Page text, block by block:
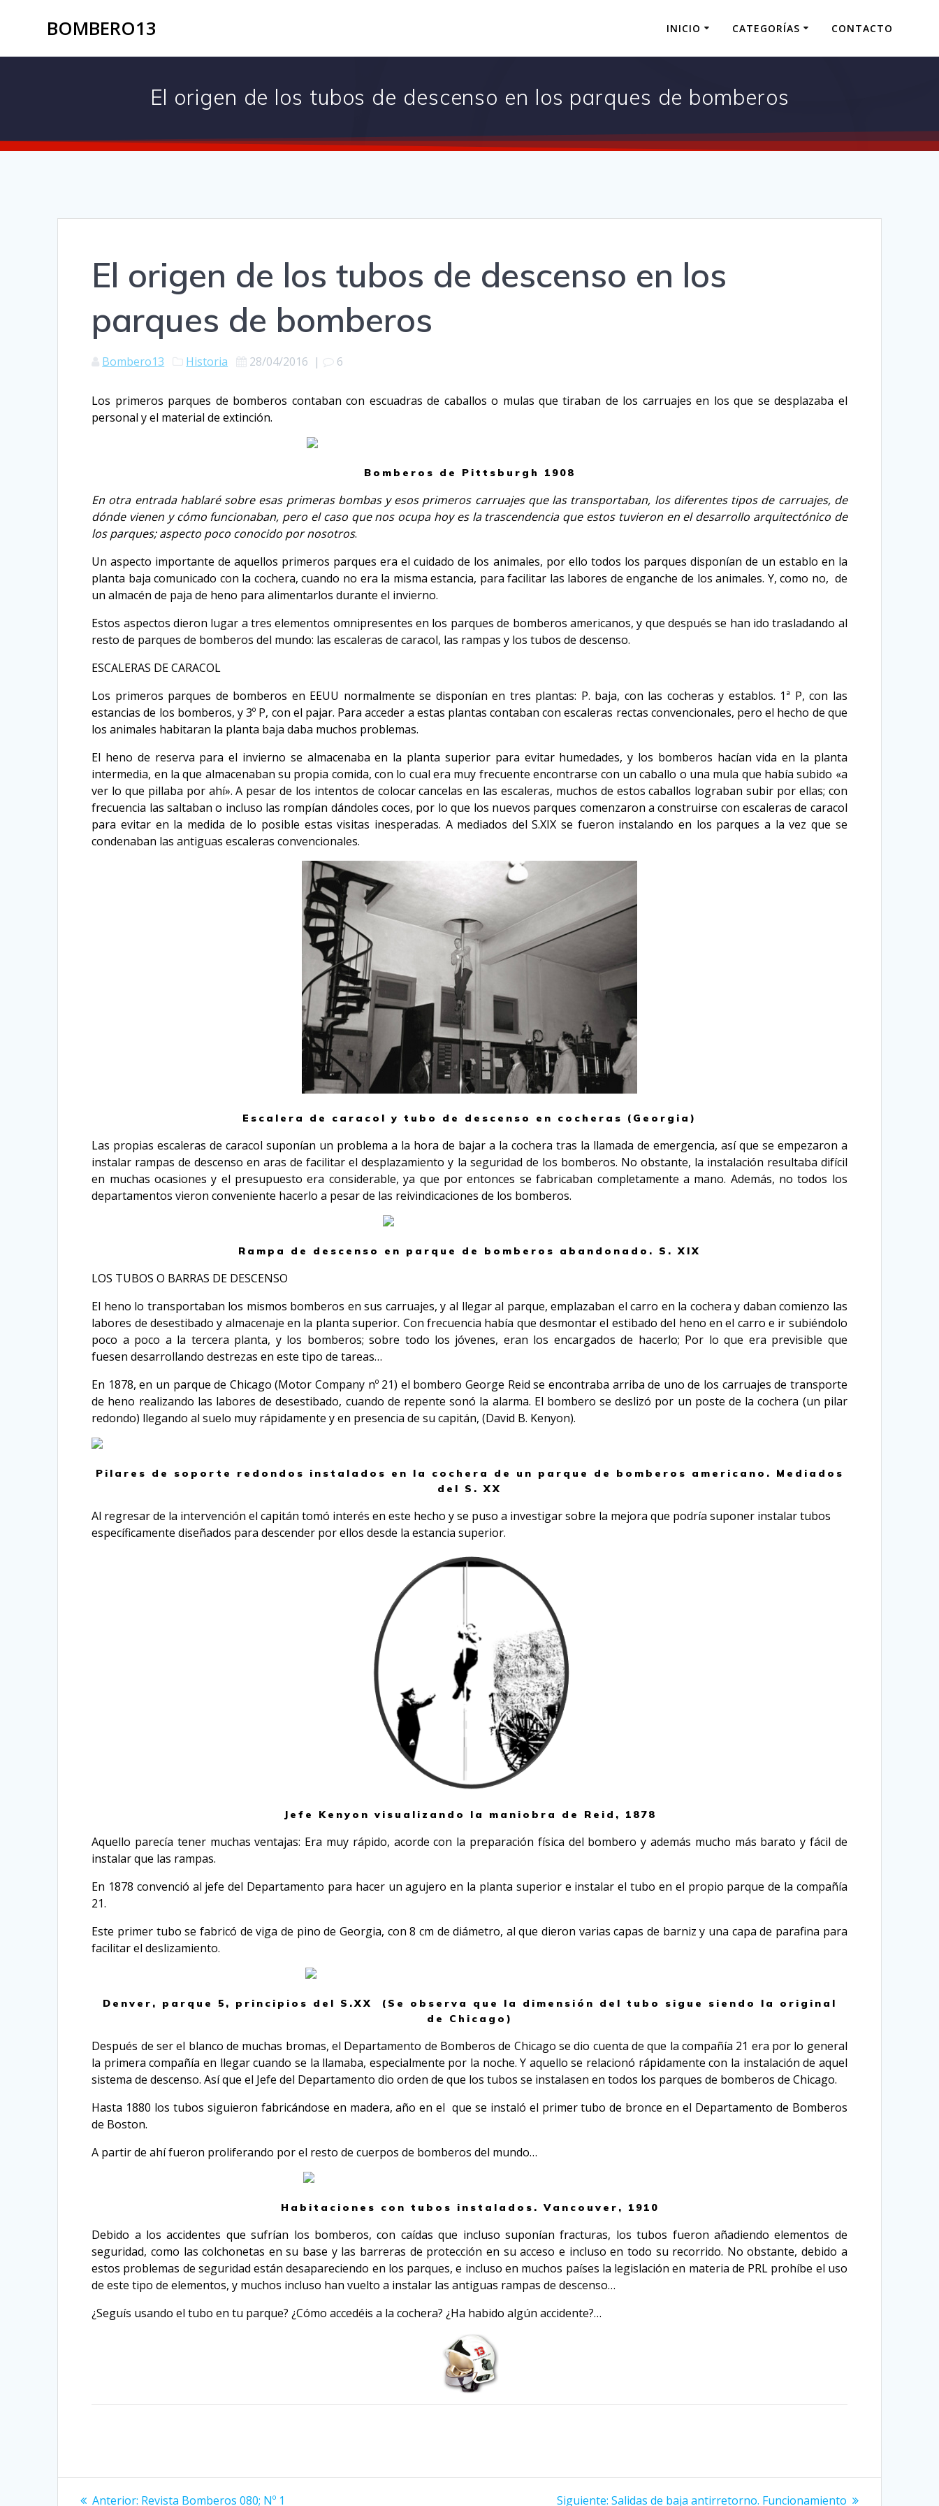
BOMBERO13 INICIO CATEGORÍAS CONTACTO
El origen de los tubos de descenso en los parques de bomberos
El origen de los tubos de descenso en los
parques de bomberos
Bombero13 Historia 28/04/2016 | 6
Los primeros parques de bomberos contaban con escuadras de caballos o mulas que tiraban de los carruajes en los que se desplazaba el
personal y el material de extinción.
Bomberos de Pittsburgh 1908
En otra entrada hablaré sobre esas primeras bombas y esos primeros carruajes que las transportaban, los diferentes tipos de carruajes, de
dónde vienen y cómo funcionaban, pero el caso que nos ocupa hoy es la trascendencia que estos tuvieron en el desarrollo arquitectónico de
los parques; aspecto poco conocido por nosotros.
Un aspecto importante de aquellos primeros parques era el cuidado de los animales, por ello todos los parques disponían de un establo en la
planta baja comunicado con la cochera, cuando no era la misma estancia, para facilitar las labores de enganche de los animales. Y, como no, de
un almacén de paja de heno para alimentarlos durante el invierno.
Estos aspectos dieron lugar a tres elementos omnipresentes en los parques de bomberos americanos, y que después se han ido trasladando al
resto de parques de bomberos del mundo: las escaleras de caracol, las rampas y los tubos de descenso.
ESCALERAS DE CARACOL
Los primeros parques de bomberos en EEUU normalmente se disponían en tres plantas: P. baja, con las cocheras y establos. 1ª P, con las
estancias de los bomberos, y 3º P, con el pajar. Para acceder a estas plantas contaban con escaleras rectas convencionales, pero el hecho de que
los animales habitaran la planta baja daba muchos problemas.
El heno de reserva para el invierno se almacenaba en la planta superior para evitar humedades, y los bomberos hacían vida en la planta
intermedia, en la que almacenaban su propia comida, con lo cual era muy frecuente encontrarse con un caballo o una mula que había subido «a
ver lo que pillaba por ahí». A pesar de los intentos de colocar cancelas en las escaleras, muchos de estos caballos lograban subir por ellas; con
frecuencia las saltaban o incluso las rompían dándoles coces, por lo que los nuevos parques comenzaron a construirse con escaleras de caracol
para evitar en la medida de lo posible estas visitas inesperadas. A mediados del S.XIX se fueron instalando en los parques a la vez que se
condenaban las antiguas escaleras convencionales.
Escalera de caracol y tubo de descenso en cocheras (Georgia)
Las propias escaleras de caracol suponían un problema a la hora de bajar a la cochera tras la llamada de emergencia, así que se empezaron a
instalar rampas de descenso en aras de facilitar el desplazamiento y la seguridad de los bomberos. No obstante, la instalación resultaba difícil
en muchas ocasiones y el presupuesto era considerable, ya que por entonces se fabricaban completamente a mano. Además, no todos los
departamentos vieron conveniente hacerlo a pesar de las reivindicaciones de los bomberos.
Rampa de descenso en parque de bomberos abandonado. S. XIX
LOS TUBOS O BARRAS DE DESCENSO
El heno lo transportaban los mismos bomberos en sus carruajes, y al llegar al parque, emplazaban el carro en la cochera y daban comienzo las
labores de desestibado y almacenaje en la planta superior. Con frecuencia había que desmontar el estibado del heno en el carro e ir subiéndolo
poco a poco a la tercera planta, y los bomberos; sobre todo los jóvenes, eran los encargados de hacerlo; Por lo que era previsible que
fuesen desarrollando destrezas en este tipo de tareas…
En 1878, en un parque de Chicago (Motor Company nº 21) el bombero George Reid se encontraba arriba de uno de los carruajes de transporte
de heno realizando las labores de desestibado, cuando de repente sonó la alarma. El bombero se deslizó por un poste de la cochera (un pilar
redondo) llegando al suelo muy rápidamente y en presencia de su capitán, (David B. Kenyon).
Pilares de soporte redondos instalados en la cochera de un parque de bomberos americano. Mediados
del S. XX
Al regresar de la intervención el capitán tomó interés en este hecho y se puso a investigar sobre la mejora que podría suponer instalar tubos
específicamente diseñados para descender por ellos desde la estancia superior.
Jefe Kenyon visualizando la maniobra de Reid, 1878
Aquello parecía tener muchas ventajas: Era muy rápido, acorde con la preparación física del bombero y además mucho más barato y fácil de
instalar que las rampas.
En 1878 convenció al jefe del Departamento para hacer un agujero en la planta superior e instalar el tubo en el propio parque de la compañía
21.
Este primer tubo se fabricó de viga de pino de Georgia, con 8 cm de diámetro, al que dieron varias capas de barniz y una capa de parafina para
facilitar el deslizamiento.
Denver, parque 5, principios del S.XX (Se observa que la dimensión del tubo sigue siendo la original
de Chicago)
Después de ser el blanco de muchas bromas, el Departamento de Bomberos de Chicago se dio cuenta de que la compañía 21 era por lo general
la primera compañía en llegar cuando se la llamaba, especialmente por la noche. Y aquello se relacionó rápidamente con la instalación de aquel
sistema de descenso. Así que el Jefe del Departamento dio orden de que los tubos se instalasen en todos los parques de bomberos de Chicago.
Hasta 1880 los tubos siguieron fabricándose en madera, año en el que se instaló el primer tubo de bronce en el Departamento de Bomberos
de Boston.
A partir de ahí fueron proliferando por el resto de cuerpos de bomberos del mundo…
Habitaciones con tubos instalados. Vancouver, 1910
Debido a los accidentes que sufrían los bomberos, con caídas que incluso suponían fracturas, los tubos fueron añadiendo elementos de
seguridad, como las colchonetas en su base y las barreras de protección en su acceso e incluso en todo su recorrido. No obstante, debido a
estos problemas de seguridad están desapareciendo en los parques, e incluso en muchos países la legislación en materia de PRL prohíbe el uso
de este tipo de elementos, y muchos incluso han vuelto a instalar las antiguas rampas de descenso…
¿Seguís usando el tubo en tu parque? ¿Cómo accedéis a la cochera? ¿Ha habido algún accidente?…
Anterior: Revista Bomberos 080; Nº 1 Siguiente: Salidas de baja antirretorno. Funcionamiento